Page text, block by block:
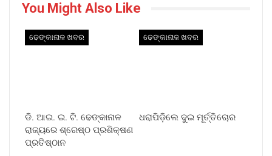
You Might Also Like
ଢେଙ୍କାନାଳ ଖବର
ଡି. ଆଇ. ଇ. ଟି. ଢେଙ୍କାନାଳ
ରାଜ୍ୟରେ ଶ୍ରେଷ୍ଠ ପ୍ରଶିକ୍ଷଣ
ପ୍ରତିଷ୍ଠାନ
ଢେଙ୍କାନାଳ ଖବର
ଧରାପିଡ଼ିଲେ ଦୁଇ ମୂର୍ତ୍ତିଚୋର